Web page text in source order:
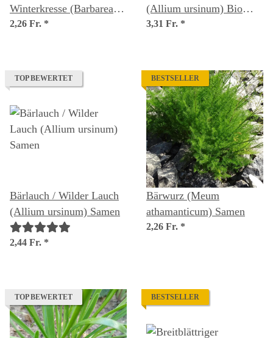
Winterkresse (Barbarea
vulgaris) Samen
2,26 Fr. *
(Allium ursinum) Bio
Saatgut
3,31 Fr. *
TOP BEWERTET
Bärlauch / Wilder Lauch
(Allium ursinum) Samen
2,44 Fr. *
BESTSELLER
Bärwurz (Meum
athamanticum) Samen
2,26 Fr. *
TOP BEWERTET BESTSELLER